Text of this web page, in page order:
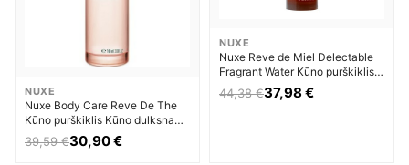
NUXE
Nuxe Body Care Reve De The
Kūno purškiklis Kūno dulksna
Moterims
39,59 €30,90 €
NUXE
Nuxe Reve de Miel Delectable
Fragrant Water Kūno purškiklis
Kūno dulksna Moterims
44,38 €37,98 €